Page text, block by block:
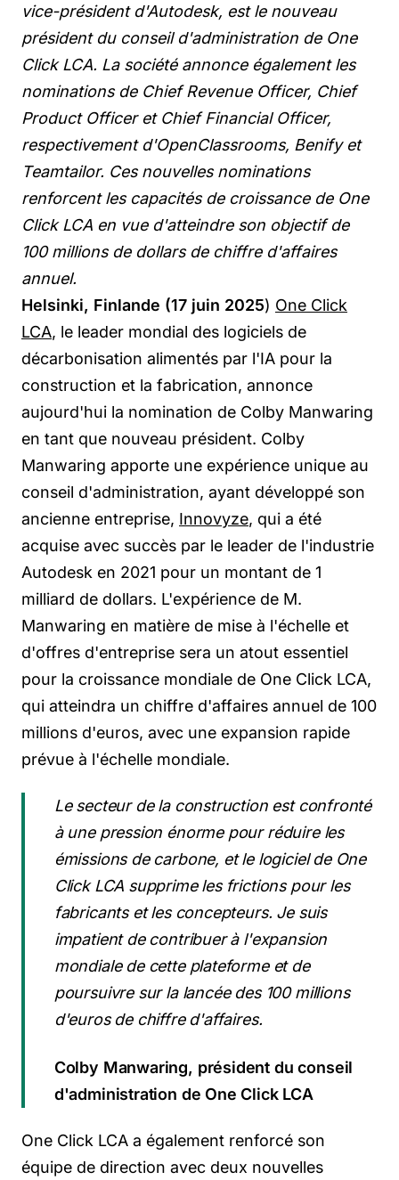
vice-président d'Autodesk, est le nouveau
président du conseil d'administration de One
Click LCA. La société annonce également les
nominations de Chief Revenue Officer, Chief
Product Officer et Chief Financial Officer,
respectivement d'OpenClassrooms, Benify et
Teamtailor. Ces nouvelles nominations
renforcent les capacités de croissance de One
Click LCA en vue d'atteindre son objectif de
100 millions de dollars de chiffre d'affaires
annuel.
Helsinki, Finlande (17 juin 2025) One Click
LCA, le leader mondial des logiciels de
décarbonisation alimentés par l'IA pour la
construction et la fabrication, annonce
aujourd'hui la nomination de Colby Manwaring
en tant que nouveau président. Colby
Manwaring apporte une expérience unique au
conseil d'administration, ayant développé son
ancienne entreprise, Innovyze, qui a été
acquise avec succès par le leader de l'industrie
Autodesk en 2021 pour un montant de 1
milliard de dollars. L'expérience de M.
Manwaring en matière de mise à l'échelle et
d'offres d'entreprise sera un atout essentiel
pour la croissance mondiale de One Click LCA,
qui atteindra un chiffre d'affaires annuel de 100
millions d'euros, avec une expansion rapide
prévue à l'échelle mondiale.
Le secteur de la construction est confronté
à une pression énorme pour réduire les
émissions de carbone, et le logiciel de One
Click LCA supprime les frictions pour les
fabricants et les concepteurs. Je suis
impatient de contribuer à l'expansion
mondiale de cette plateforme et de
poursuivre sur la lancée des 100 millions
d'euros de chiffre d'affaires.
Colby Manwaring, président du conseil
d'administration de One Click LCA
One Click LCA a également renforcé son
équipe de direction avec deux nouvelles